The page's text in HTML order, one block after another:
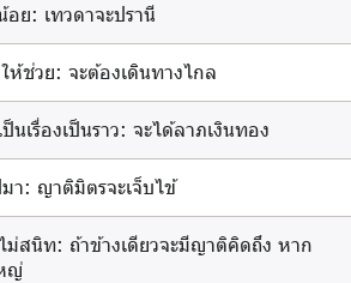
อย: เทวดาจะปรานี
ห้ช่วย: จะต้องเดินทางไกล
เรื่องเป็นราว: จะได้ลาภเงินทอง
า: ญาติมิตรจะเจ็บไข้
ม่สนิท: ถ้าข้างเดียวจะมีญาติคิดถึง หาก
ญ่